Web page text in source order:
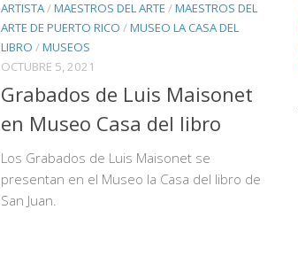
ARTISTA/MAESTROS DEL ARTE /MAESTROS DEL
ARTE DE PUERTO RICO /MUSEO LA CASA DEL
LIBRO /MUSEOS
OCTUBRE 5, 2021
Grabados de Luis Maisonet
en Museo Casa del libro
Los Grabados de Luis Maisonet se
presentan en el Museo la Casa del libro de
San Juan.